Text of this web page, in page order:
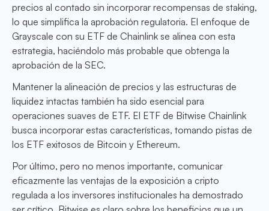
precios al contado sin incorporar recompensas de staking,
lo que simplifica la aprobación regulatoria. El enfoque de
Grayscale con su ETF de Chainlink se alinea con esta
estrategia, haciéndolo más probable que obtenga la
aprobación de la SEC.
Mantener la alineación de precios y las estructuras de
liquidez intactas también ha sido esencial para
operaciones suaves de ETF. El ETF de Bitwise Chainlink
busca incorporar estas características, tomando pistas de
los ETF exitosos de Bitcoin y Ethereum.
Por último, pero no menos importante, comunicar
eficazmente las ventajas de la exposición a cripto
regulada a los inversores institucionales ha demostrado